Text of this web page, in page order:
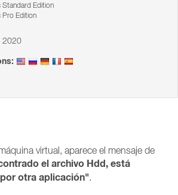
Standard Edition
Pro Edition
2020
virtual, aparece el mensaje de
el archivo Hdd, está
otra aplicación".